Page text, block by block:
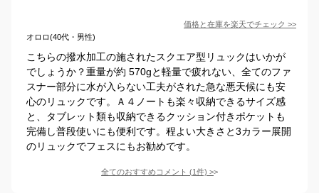
価格と在庫を楽天でチェック >>
オロロ(40代・男性)
こちらの撥水加工の施されたスクエア型リュックはいかが
でしょうか？重量が約 570gと軽量で疲れない、全てのファ
スナー部分に水が入らない工夫がされた急な悪天候にも安
心のリュックです。Ａ４ノートも楽々収納できるサイズ感
と、タブレット類も収納できるクッション付きポケットも
完備し普段使いにも便利です。程よい大きさと3カラー展開
のリュックでフェスにもお勧めです。
全てのおすすめコメント (1件) >